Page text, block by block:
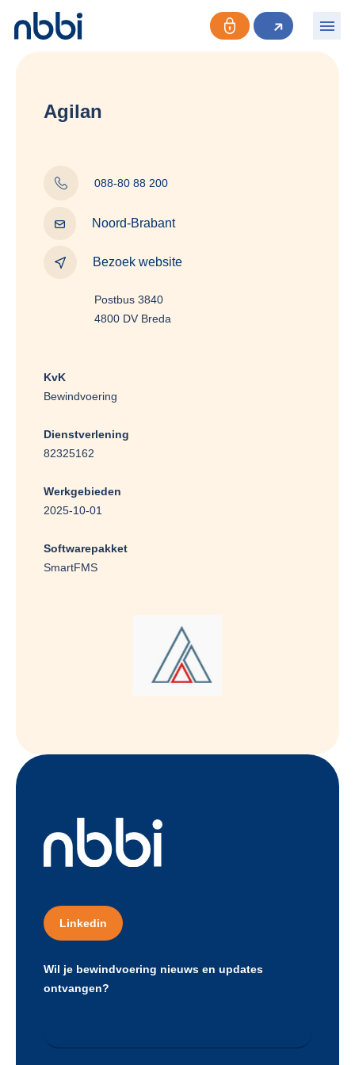
Agilan
088-80 88 200
Noord-Brabant
Bezoek website
Postbus 3840
4800 DV Breda
KvK
Bewindvoering
Dienstverlening
82325162
Werkgebieden
2025-10-01
Softwarepakket
SmartFMS
Linkedin
Wil je bewindvoering nieuws en updates
ontvangen?